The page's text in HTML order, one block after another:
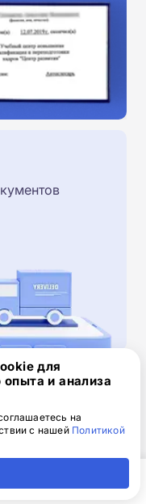
по
номер телефон.
для
опыта и анализа
на
с нашей Политикой